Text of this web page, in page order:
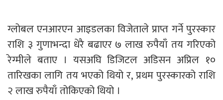
ग्लोबल एनआरएन आइडलका विजेताले प्राप्त गर्ने पुरस्कार
राशि ३ गुणाभन्दा धेरै बढाएर ७ लाख रुपैयाँ तय गरिएको
रेग्मीले बताए । यसअघि डिजिटल अडिसन अप्रिल १०
तारिखका लागि तय भएको थियो र, प्रथम पुरस्कारको राशि
२ लाख रुपैयाँ तोकिएको थियो ।